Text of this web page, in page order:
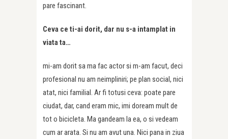
pare fascinant.
Ceva ce ti-ai dorit, dar nu s-a intamplat in
viata ta…
mi-am dorit sa ma fac actor si m-am facut, deci
profesional nu am neimpliniri; pe plan social, nici
atat, nici familial. Ar fi totusi ceva: poate pare
ciudat, dar, cand eram mic, imi doream mult de
tot o bicicleta. Ma gandeam la ea, o si vedeam
cum ar arata. Si nu am avut una. Nici pana in ziua